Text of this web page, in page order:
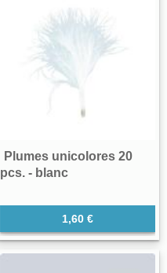
Plumes unicolores 20
pcs. - blanc
1,60 €